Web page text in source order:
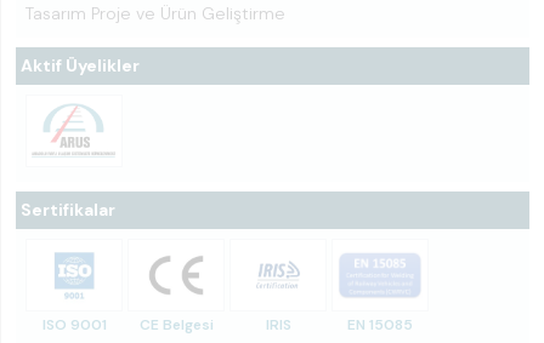
Tasarım Proje ve Ürün Geliştirme
Aktif Üyelikler
Sertifikalar
ISO 9001 CE Belgesi IRIS EN 15085